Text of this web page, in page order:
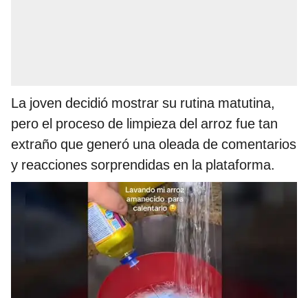
La joven decidió mostrar su rutina matutina,
pero el proceso de limpieza del arroz fue tan
extraño que generó una oleada de comentarios
y reacciones sorprendidas en la plataforma.